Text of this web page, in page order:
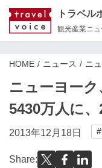
トラベル
観光産業ニュ
HOME ニュース ニ
ニューヨー
5430万人に
2013年12月18日
Share: